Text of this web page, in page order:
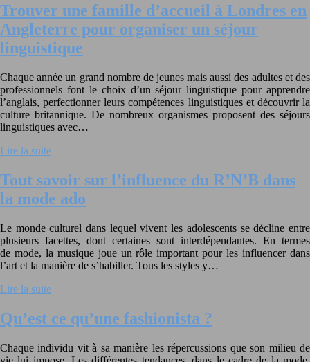
Trouver une famille d’accueil à Londres en
Angleterre pour organiser un séjour
linguistique
Chaque année un grand nombre de jeunes mais aussi des adultes et des
professionnels font le choix d’un séjour linguistique pour apprendre
l’anglais, perfectionner leurs compétences linguistiques et découvrir la
culture britannique. De nombreux organismes proposent des séjours
linguistiques avec…
Lire la suite
Tout savoir sur l’influence du R’N’B dans
la mode ado
Le monde culturel dans lequel vivent les adolescents se décline entre
plusieurs facettes, dont certaines sont interdépendantes. En termes
de mode, la musique joue un rôle important pour les influencer dans
l’art et la manière de s’habiller. Tous les styles y…
Lire la suite
Qu’est ce qu’une fashionista ?
Chaque individu vit à sa manière les répercussions que son milieu de